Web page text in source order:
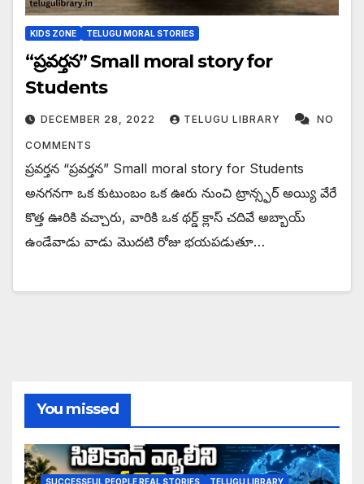
KIDS ZONE TELUGU MORAL STORIES
“ప్రవర్తన” Small moral story for
Students
DECEMBER 28, 2022 TELUGU LIBRARY NO
COMMENTS
ప్రవర్తన “ప్రవర్తన” Small moral story for Students
అనగనగా ఒక కుటుంబం ఒక ఊరు నుంచి ట్రాన్స్ఫర్ అయ్యి వేరే
కొత్త ఊరికి వచ్చారు, వారికి ఒక థర్డ్ క్లాస్ చదివే అబ్బాయ్
ఉండేవాడు వాడు మొదటి రోజు భయపడుతూ…
You missed
SUCCESSFUL PEOPLE REAL STORIES TELUGU LIBRARY